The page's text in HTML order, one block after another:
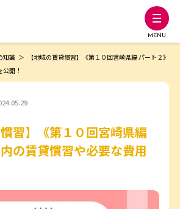
MENU
知識
【地域の賃貸慣習】《第１０回宮崎県編 パート２》
開！
慣習】《第１０回宮崎県編
の賃貸慣習や必要な費用